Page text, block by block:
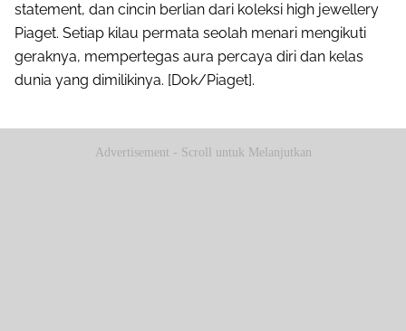
statement, dan cincin berlian dari koleksi high jewellery
Piaget. Setiap kilau permata seolah menari mengikuti
geraknya, mempertegas aura percaya diri dan kelas
dunia yang dimilikinya. [Dok/Piaget].
Advertisement - Scroll untuk Melanjutkan